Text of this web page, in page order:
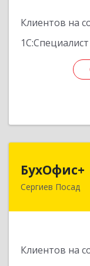
Клиентов на
1С:Специалист
БухОфис+
Сергиев Посад
Клиентов на
141304,